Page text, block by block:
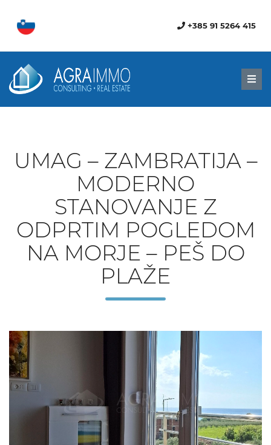
+385 91 5264 415
UMAG – ZAMBRATIJA –
MODERNO
STANOVANJE Z
ODPRTIM POGLEDOM
NA MORJE – PEŠ DO
PLAŽE